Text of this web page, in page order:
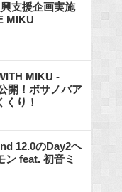
支援企画実施
MIKU
MIKU -
開！ボサノバア
くり！
12.0のDay2ヘ
ン feat. 初音ミ